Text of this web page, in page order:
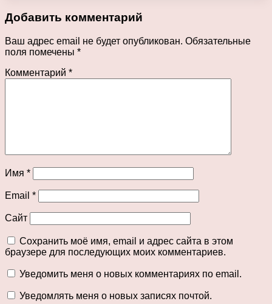
Добавить комментарий
Ваш адрес email не будет опубликован. Обязательные
поля помечены *
Комментарий *
Имя *
Email *
Сайт
Сохранить моё имя, email и адрес сайта в этом
браузере для последующих моих комментариев.
Уведомить меня о новых комментариях по email.
Уведомлять меня о новых записях почтой.